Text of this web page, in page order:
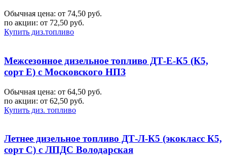
Обычная цена: от 74,50 руб.
по акции: от 72,50 руб.
Купить диз.топливо
Межсезонное дизельное топливо ДТ-Е-К5 (К5,
сорт Е) с Московского НПЗ
Обычная цена: от 64,50 руб.
по акции: от 62,50 руб.
Купить диз. топливо
Летнее дизельное топливо ДТ-Л-К5 (экокласс К5,
сорт С) с ЛПДС Володарская